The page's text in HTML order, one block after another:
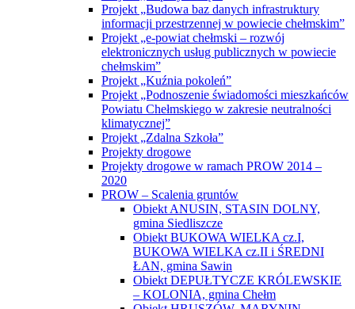
Narodowy Program Rozwoju Czytelnictwa
Projekt ,,Lepszy Urząd”
Projekt „Budowa baz danych infrastruktury
informacji przestrzennej w powiecie chełmskim”
Projekt „e-powiat chełmski – rozwój
elektronicznych usług publicznych w powiecie
chełmskim”
Projekt „Kuźnia pokoleń”
Projekt „Podnoszenie świadomości mieszkańców
Powiatu Chełmskiego w zakresie neutralności
klimatycznej”
Projekt „Zdalna Szkoła”
Projekty drogowe
Projekty drogowe w ramach PROW 2014 –
2020
PROW – Scalenia gruntów
Obiekt ANUSIN, STASIN DOLNY,
gmina Siedliszcze
Obiekt BUKOWA WIELKA cz.I,
BUKOWA WIELKA cz.II i ŚREDNI
ŁAN, gmina Sawin